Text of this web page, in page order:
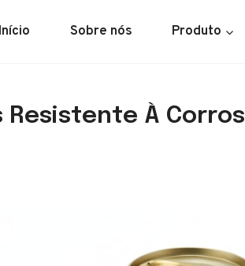
Início Sobre nós Produto
Resistente À